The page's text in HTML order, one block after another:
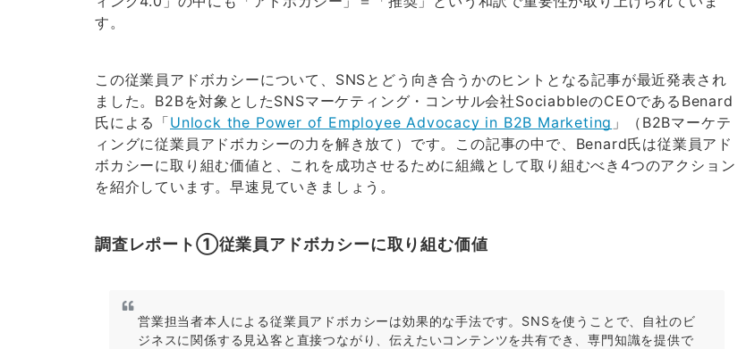
す。
この従業員アドボカシーについて、SNSとどう向き合うかのヒントとなる記事が最近発表され
ました。B2Bを対象としたSNSマーケティング・コンサル会社SociabbleのCEOであるBenard
氏による「Unlock the Power of Employee Advocacy in B2B Marketing 」（B2Bマーケテ
ィングに従業員アドボカシーの力を解き放て）です。この記事の中で、Benard氏は従業員アド
ボカシーに取り組む価値と、これを成功させるために組織として取り組むべき4つのアクション
を紹介しています。早速見ていきましょう。
調査レポート①従業員アドボカシーに取り組む価値
営業担当者本人による従業員アドボカシーは効果的な手法です。SNSを使うことで、自社のビ
ジネスに関係する見込客と直接つながり、伝えたいコンテンツを共有でき、専門知識を提供で